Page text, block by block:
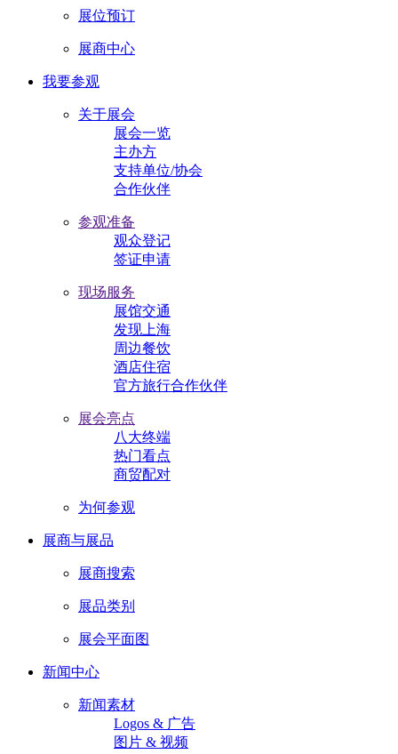
展位预订
展商中心
我要参观
关于展会
展会一览
主办方
支持单位/协会
合作伙伴
参观准备
观众登记
签证申请
现场服务
展馆交通
发现上海
周边餐饮
酒店住宿
官方旅行合作伙伴
展会亮点
八大终端
热门看点
商贸配对
为何参观
展商与展品
展商搜索
展品类别
展会平面图
新闻中心
新闻素材
Logos & 广告
图片 & 视频